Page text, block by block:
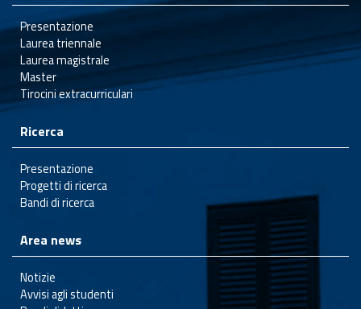
Presentazione
Laurea triennale
Laurea magistrale
Master
Tirocini extracurriculari
Ricerca
Presentazione
Progetti di ricerca
Bandi di ricerca
Area news
Notizie
Avvisi agli studenti